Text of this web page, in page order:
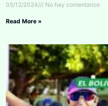
05/12/2024 No hay comentarios
Read More »